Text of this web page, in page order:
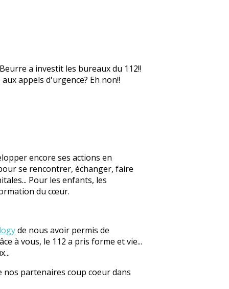
a investit les bureaux du 112!!
appels d'urgence? Eh non!!
encore ses actions en
se rencontrer, échanger, faire
Pour les enfants, les
du cœur.
de nous avoir permis de
à vous, le 112 a pris forme et vie...
partenaires coup coeur dans